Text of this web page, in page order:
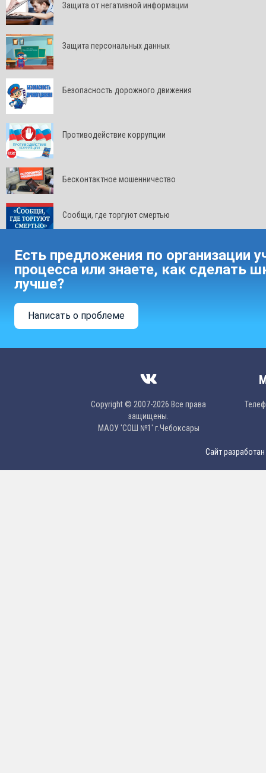
Защита от негативной информации
Защита персональных данных
Безопасность дорожного движения
Противодействие коррупции
Бесконтактное мошенничество
Сообщи, где торгуют смертью
Есть предложения по организации
процесса или знаете, как сделать
лучше?
Написать о проблеме
Copyright © 2007-2026 Все права
защищены.
МAОУ 'CОШ №1' г.Чебоксары
Сайт